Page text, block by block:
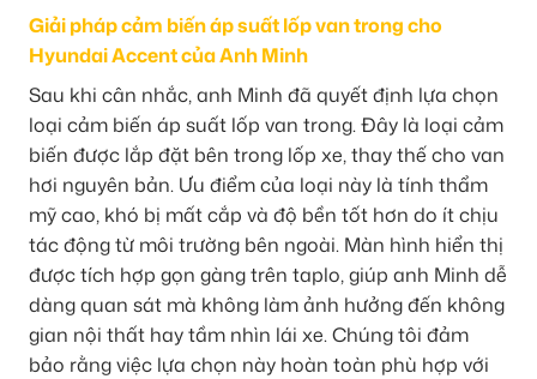
Giải pháp cảm biến áp suất lốp van trong cho
Hyundai Accent của Anh Minh
Sau khi cân nhắc, anh Minh đã quyết định lựa chọn
loại cảm biến áp suất lốp van trong. Đây là loại cảm
biến được lắp đặt bên trong lốp xe, thay thế cho van
hơi nguyên bản. Ưu điểm của loại này là tính thẩm
mỹ cao, khó bị mất cắp và độ bền tốt hơn do ít chịu
tác động từ môi trường bên ngoài. Màn hình hiển thị
được tích hợp gọn gàng trên taplo, giúp anh Minh dễ
dàng quan sát mà không làm ảnh hưởng đến không
gian nội thất hay tầm nhìn lái xe. Chúng tôi đảm
bảo rằng việc lựa chọn này hoàn toàn phù hợp với